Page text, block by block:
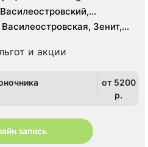
Зенит,
и акции
от 5200
p.
запись